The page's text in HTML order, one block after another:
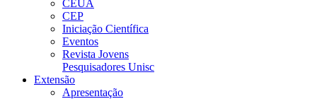
CEUA
CEP
Iniciação Científica
Eventos
Revista Jovens
Pesquisadores Unisc
Extensão
Apresentação